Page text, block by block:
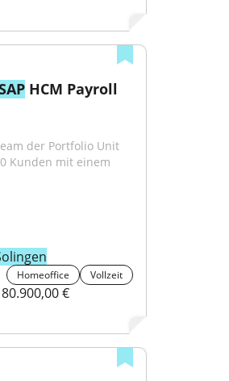
HCM Payroll
"...agierendes Experten-Team der Portfolio Unit
Kunden mit einem
Homeoffice Vollzeit
€